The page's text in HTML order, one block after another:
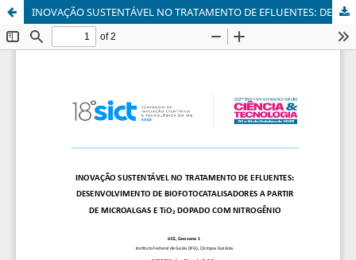
INOVAÇÃO SUSTENTÁVEL NO TRATAMENTO DE EFLUENTES: DESENVOLVIMENTO DE BIOFOTOCATALISADORES A PARTIR DE MICROALGAS E TiO2 DOPADO COM NITROGÊNIO